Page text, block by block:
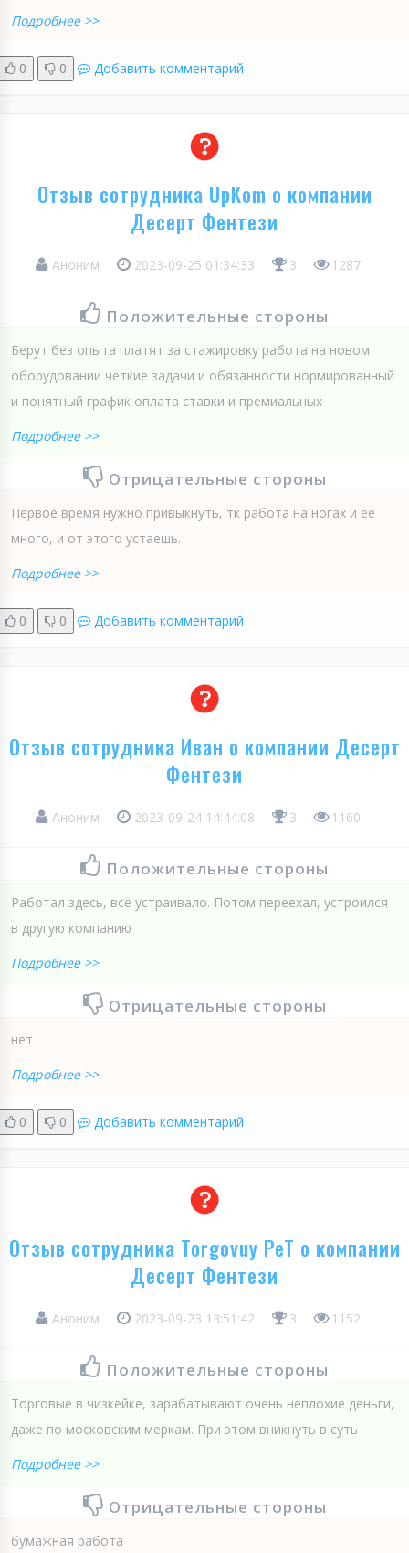
Подробнее >>
0 0 Добавить комментарий
Отзыв сотрудника UpKom о компании
Десерт Фентези
Аноним 2023-09-25 01:34:33 3 1287
Положительные стороны
Берут без опыта платят за стажировку работа на новом
оборудовании четкие задачи и обязанности нормированный
и понятный график оплата ставки и премиальных
Подробнее >>
Отрицательные стороны
Первое время нужно привыкнуть, тк работа на ногах и ее
много, и от этого устаешь.
Подробнее >>
0 0 Добавить комментарий
Отзыв сотрудника Иван о компании Десерт
Фентези
Аноним 2023-09-24 14:44:08 3 1160
Положительные стороны
Работал здесь, всё устраивало. Потом переехал, устроился
в другую компанию
Подробнее >>
Отрицательные стороны
нет
Подробнее >>
0 0 Добавить комментарий
Отзыв сотрудника Torgovuy PeT о компании
Десерт Фентези
Аноним 2023-09-23 13:51:42 3 1152
Положительные стороны
Торговые в чизкейке, зарабатывают очень неплохие деньги,
даже по московским меркам. При этом вникнуть в суть
Подробнее >>
Отрицательные стороны
бумажная работа